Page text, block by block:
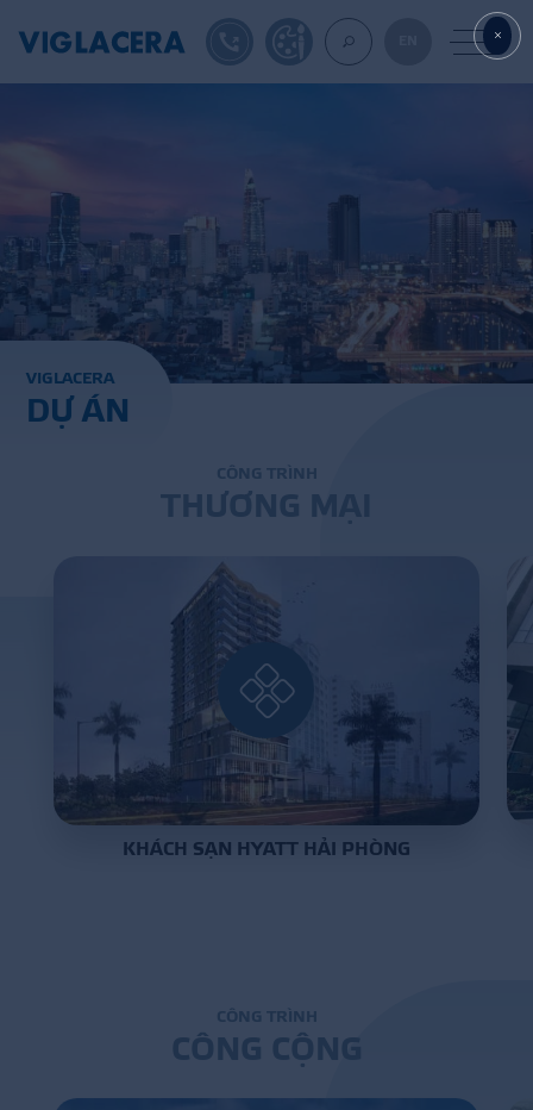
GẠCH ỐP LÁT
BÊ TÔNG KHÍ
DỰ
KÊNH PHÂN
THƯ
1900561582TỰ THIẾT KẾ
VIGLACERA
DỰ ÁN
CÔNG TRÌN H
THƯƠNG M
KHÁCH SẠN HYATT HẢI PHÒNG
CÔNG TRÌN H
CÔNG CỘNG